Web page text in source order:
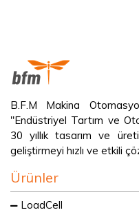
B.F.M Makina
"Endüstriyel Tartım ve
30 yıllık tasarım ve
geliştirmeyi hızlı ve etkili
Ürünler
LoadCell